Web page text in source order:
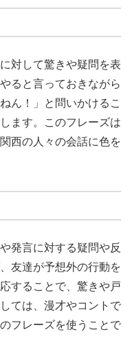
対して驚きや疑問を表
ると言っておきながら
ん！」と問いかけるこ
ます。このフレーズは
西の人々の会話に色を
発言に対する疑問や反
友達が予想外の行動を
することで、驚きや戸
ては、漫才やコントで
フレーズを使うことで